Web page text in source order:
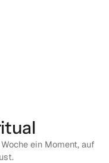
ein Moment, auf